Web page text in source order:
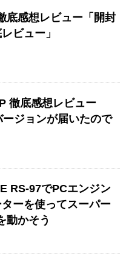
底感想レビュー「開封
ビュー」
徹底感想レビュー
ージョンが届いたので
RS-97でPCエンジン
ーを使ってスーパー
動かそう